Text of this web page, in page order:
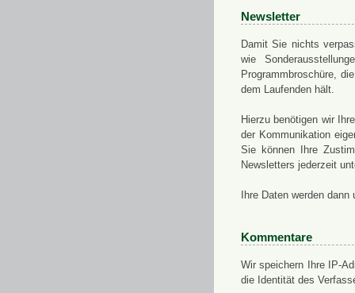
Newsletter
Damit Sie nichts
wie
Programmbroschüre,
dem Laufenden hält.
Hierzu benötigen wir
der Kommunikation
Sie können Ihre
Newsletters jederzeit
Ihre Daten werden
Kommentare
Wir speichern Ihre IP-
die Identität des